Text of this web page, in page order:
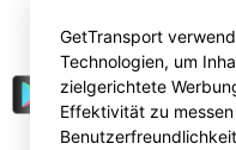
GetTransport
Technologien, um
zielgerichtete
Effektivität zu